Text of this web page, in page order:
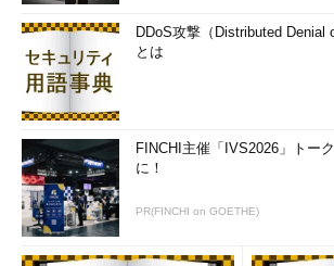
DDoS攻撃（Distributed Denial
とは
FINCHI主催「IVS2026」トー
に！
PR(FINCHI on GOETHE)